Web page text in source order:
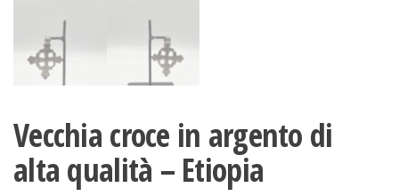
Vecchia croce in argento di
alta qualità – Etiopia